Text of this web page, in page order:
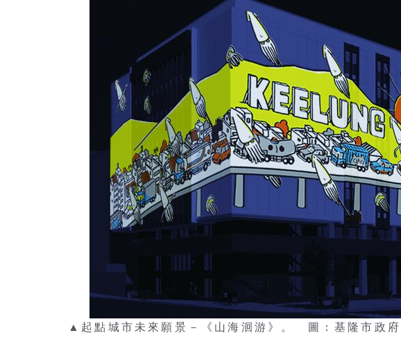
▲起點城市未來願景－《山海洄游》。 圖：基隆市政府